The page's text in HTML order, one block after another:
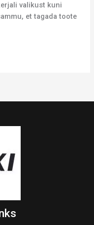
valikust kuni
et tagada toote